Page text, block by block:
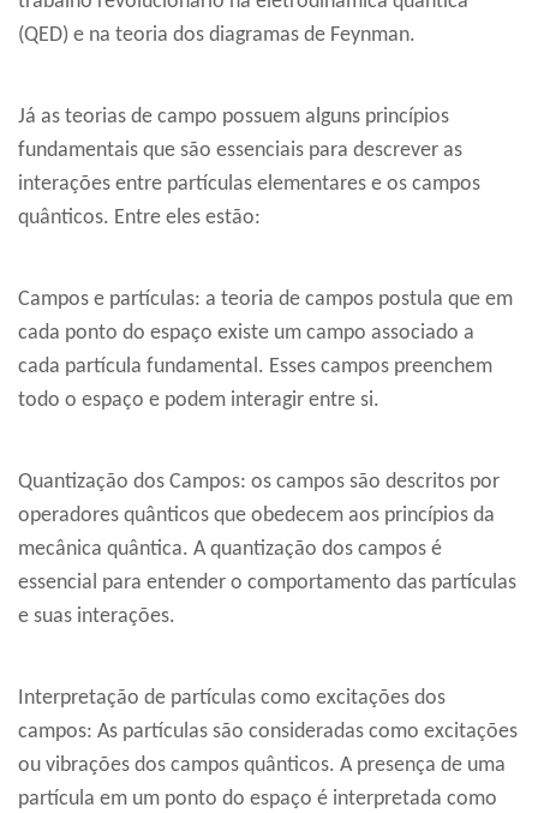
(QED) e na teoria dos diagramas de Feynman.
Já as teorias de campo possuem alguns princípios
fundamentais que são essenciais para descrever as
interações entre partículas elementares e os campos
quânticos. Entre eles estão:
Campos e partículas: a teoria de campos postula que em
cada ponto do espaço existe um campo associado a
cada partícula fundamental. Esses campos preenchem
todo o espaço e podem interagir entre si.
Quantização dos Campos: os campos são descritos por
operadores quânticos que obedecem aos princípios da
mecânica quântica. A quantização dos campos é
essencial para entender o comportamento das partículas
e suas interações.
Interpretação de partículas como excitações dos
campos: As partículas são consideradas como excitações
ou vibrações dos campos quânticos. A presença de uma
partícula em um ponto do espaço é interpretada como